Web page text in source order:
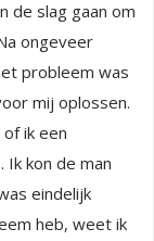
de slag gaan om
ongeveer
probleem was
mij oplossen.
ik een
kon de man
eindelijk
heb, weet ik